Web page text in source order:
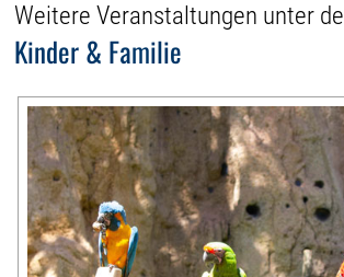
Weitere Veranstaltungen unter
Kinder & Familie